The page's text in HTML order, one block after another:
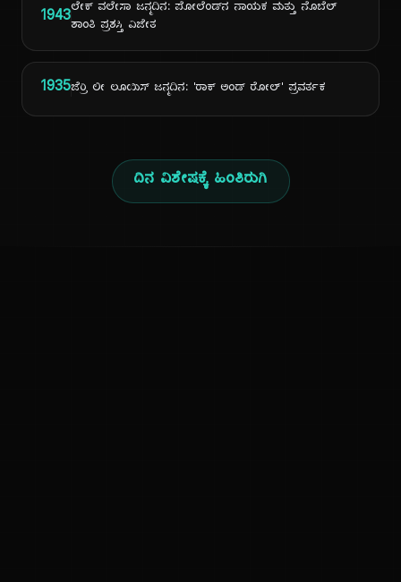
1943ಲೇಕ್ ವಲೇಸಾ ಜನ್ಮದಿನ: ಪೋಲೆಂಡ್‌ನ ನಾಯಕ ಮತ್ತು ನೊಬೆಲ್
ಶಾಂತಿ ಪ್ರಶಸ್ತಿ ವಿಜೇತ
1935ಜೆರ್ರಿ ಲೀ ಲೂಯಿಸ್ ಜನ್ಮದಿನ: 'ರಾಕ್ ಅಂಡ್ ರೋಲ್' ಪ್ರವರ್ತಕ
ದಿನ ವಿಶೇಷಕ್ಕೆ ಹಿಂತಿರುಗಿ